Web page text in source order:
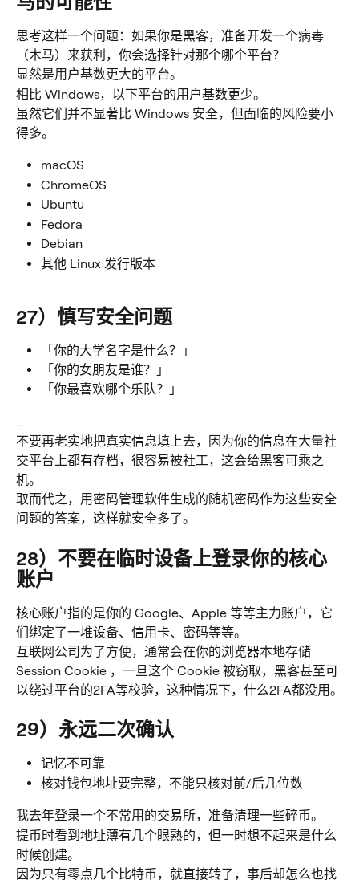
思考这样一个问题：如果你是黑客，准备开发一个病毒
（木马）来获利，你会选择针对那个哪个平台？
显然是用户基数更大的平台。
相比 Windows，以下平台的用户基数更少。
虽然它们并不显著比 Windows 安全，但面临的风险要小
得多。
macOS
ChromeOS
Ubuntu
Fedora
Debian
其他 Linux 发行版本
27）慎写安全问题
「你的大学名字是什么？」
「你的女朋友是谁？」
「你最喜欢哪个乐队？」
…
不要再老实地把真实信息填上去，因为你的信息在大量社
交平台上都有存档，很容易被社工，这会给黑客可乘之
机。
取而代之，用密码管理软件生成的随机密码作为这些安全
问题的答案，这样就安全多了。
28）不要在临时设备上登录你的核心
账户
核心账户指的是你的 Google、Apple 等等主力账户，它
们绑定了一堆设备、信用卡、密码等等。
互联网公司为了方便，通常会在你的浏览器本地存储
Session Cookie ，一旦这个 Cookie 被窃取，黑客甚至可
以绕过平台的2FA等校验，这种情况下，什么2FA都没用。
29）永远二次确认
记忆不可靠
核对钱包地址要完整，不能只核对前/后几位数
我去年登录一个不常用的交易所，准备清理一些碎币。
提币时看到地址薄有几个眼熟的，但一时想不起来是什么
时候创建。
因为只有零点几个比特币，就直接转了，事后却怎么也找